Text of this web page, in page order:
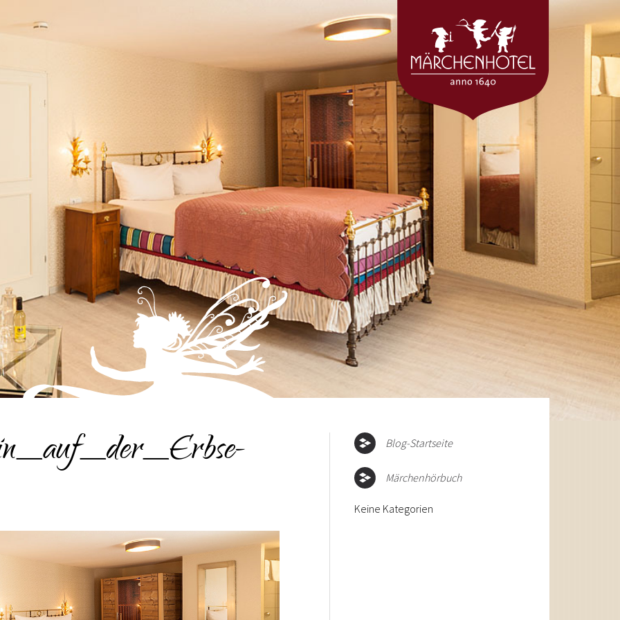
Blog-Startseite
Märchenhörbuch
Keine Kategorien